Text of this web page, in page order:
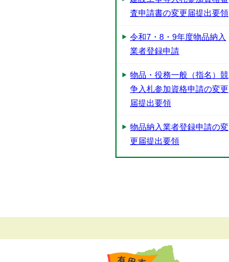
査申請書の変更届提出要領
令和7・8・9年度物品納入
業者登録申請
物品・役務一般（指名）競
争入札参加資格申請の変更
届提出要領
物品納入業者登録申請の変
更届提出要領